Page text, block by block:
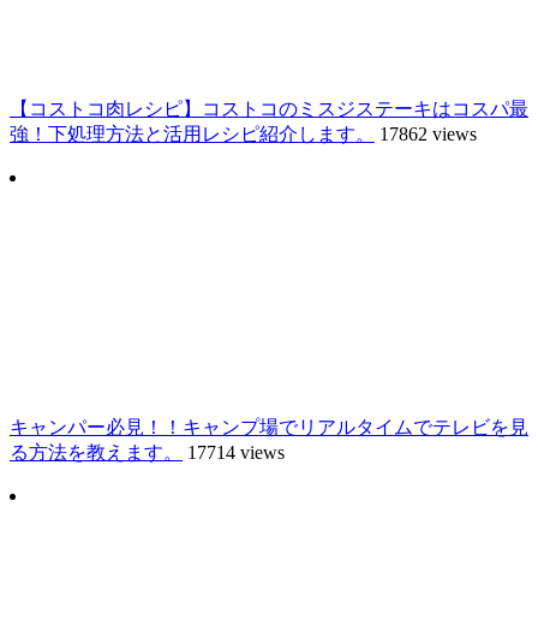
【コストコ肉レシピ】コストコのミスジステーキはコスパ最
強！下処理方法と活用レシピ紹介します。
17862 views
キャンパー必見！！キャンプ場でリアルタイムでテレビを見
る方法を教えます。
17714 views